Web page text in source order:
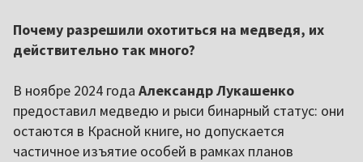
Почему разрешили охотиться на медведя, их
действительно так много?
В ноябре 2024 года Александр Лукашенко
предоставил медведю и рыси бинарный статус: они
остаются в Красной книге, но допускается
частичное изъятие особей в рамках планов